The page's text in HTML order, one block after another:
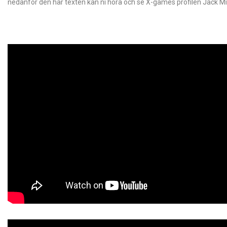
nedanför den här texten kan ni höra och se X-games profilen Jack